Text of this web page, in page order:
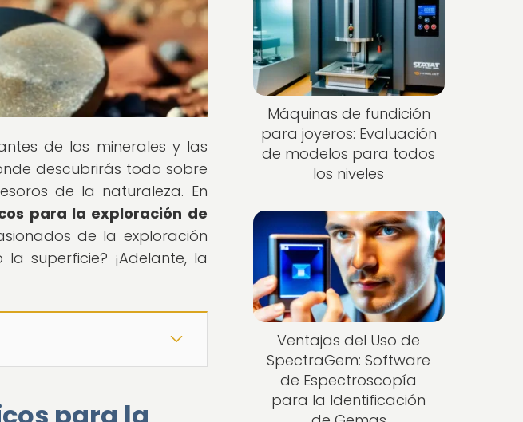
de los minerales y las
descubrirás todo sobre
de la naturaleza. En
para la exploración de
de la exploración
superficie? ¡Adelante, la
Máquinas de fundición
para joyeros: Evaluación
de modelos para todos
los niveles
Ventajas del Uso de
SpectraGem: Software
de Espectroscopía
para la Identificación